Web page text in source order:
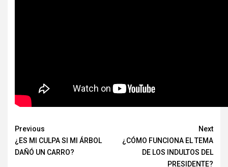
Continue
Reading
Previous
¿ES MI CULPA SI MI ÁRBOL
DAÑÓ UN CARRO?
Next
¿CÓMO FUNCIONA EL TEMA
DE LOS INDULTOS DEL
PRESIDENTE?